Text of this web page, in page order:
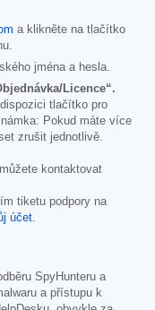
a klikněte na tlačítko
jména a hesla.
Licence“.
tlačítko pro
Pokud máte více
zrušit jednotlivě.
kontaktovat
tiketu podpory na
účet.
SpyHunteru a
a přístupu k